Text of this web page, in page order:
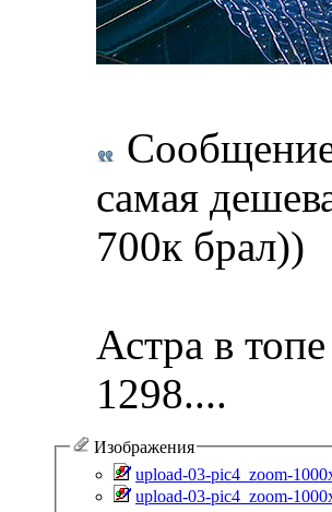
самая
700к брал))
Астра в
1298....
Изображения
upload-03-pic4_zoom-
upload-03-pic4_zoom-